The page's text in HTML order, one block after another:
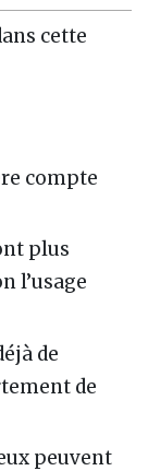
cette
compte
plus
l’usage
de
de
peuvent